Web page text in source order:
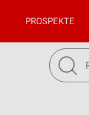
PROSPEKTE